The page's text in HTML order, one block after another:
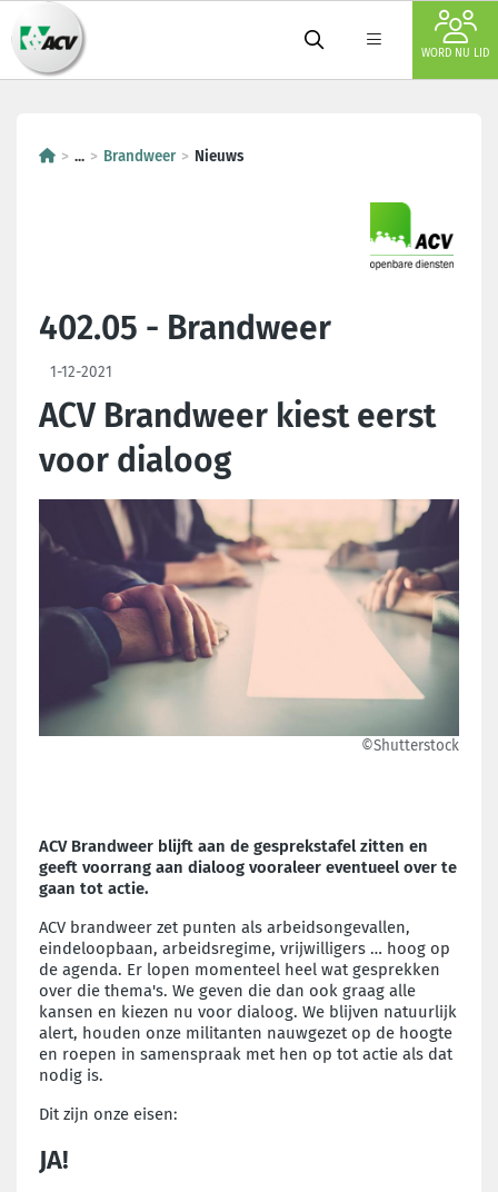
WORD NU LID
... Brandweer Nieuws
402.05 - Brandweer
1-12-2021
ACV Brandweer kiest eerst
voor dialoog
©Shutterstock
ACV Brandweer blijft aan de gesprekstafel zitten en
geeft voorrang aan dialoog vooraleer eventueel over te
gaan tot actie.
ACV brandweer zet punten als arbeidsongevallen,
eindeloopbaan, arbeidsregime, vrijwilligers … hoog op
de agenda. Er lopen momenteel heel wat gesprekken
over die thema's. We geven die dan ook graag alle
kansen en kiezen nu voor dialoog. We blijven natuurlijk
alert, houden onze militanten nauwgezet op de hoogte
en roepen in samenspraak met hen op tot actie als dat
nodig is.
Dit zijn onze eisen:
JA!